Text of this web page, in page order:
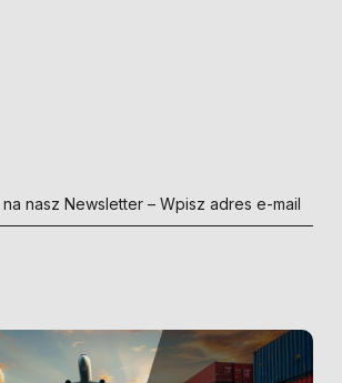
nasz Newsletter – Wpisz adres e-mail